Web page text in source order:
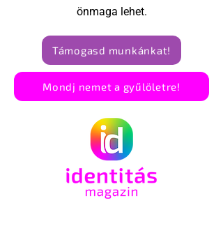
önmaga lehet.
Támogasd munkánkat!
Mondj nemet a gyűlöletre!